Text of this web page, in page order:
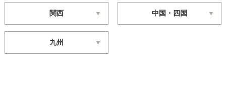
関西 中国・四国
九州